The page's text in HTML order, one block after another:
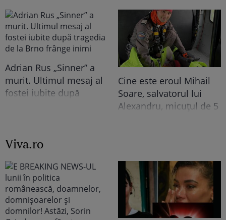
niciodată la TV: ”Eu am
cunoscut o altă latură a
relației lor. În casă era o
atmosferă..."
Indiei la București.
Niciodată nu a fost atât
de îndrăzneață!
Imaginile momentului
Adrian Rus „Sinner” a
murit. Ultimul mesaj al
fostei iubite după
Cine este eroul Mihail
Soare, salvatorul lui
Alexandru, micuțul de 5
Viva.ro